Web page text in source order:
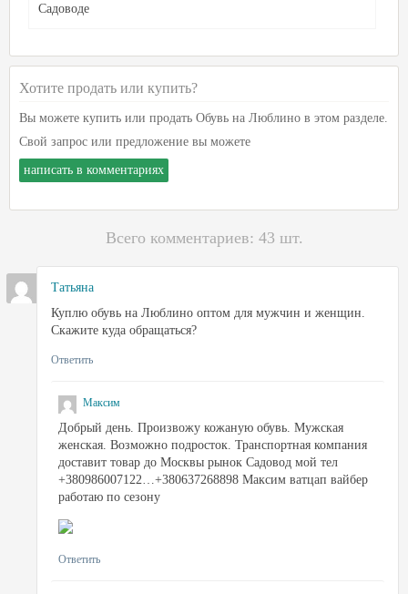
Хотите продать или купить?
Вы можете купить или продать Обувь на Люблино в этом разделе.
Свой запрос или предложение вы можете
написать в комментариях
Всего комментариев: 43 шт.
Татьяна
Куплю обувь на Люблино оптом для мужчин и женщин.
Скажите куда обращаться?
Ответить
Максим
Добрый день. Произвожу кожаную обувь. Мужская
женская. Возможно подросток. Транспортная компания
доставит товар до Москвы рынок Садовод мой тел
+380986007122…+380637268898 Максим ватцап вайбер
работаю по сезону
Ответить